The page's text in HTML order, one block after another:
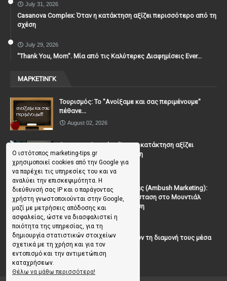
Ο ιστότοπος marketing-tips.gr
χρησιμοποιεί cookies από την Google για
να παρέχει τις υπηρεσίες του και να
αναλύει την επισκεψιμότητα. Η
διεύθυνσή σας IP και ο παράγοντας
χρήστη γνωστοποιούνται στην Google,
μαζί με μετρήσεις απόδοσης και
ασφαλείας, ώστε να διασφαλιστεί η
ποιότητα της υπηρεσίας, για τη
δημιουργία στατιστικών στοιχείων
σχετικά με τη χρήση και για τον
εντοπισμό και την αντιμετώπιση
καταχρήσεων.
Θέλω να μάθω περισσότερα!
July 31, 2026
Casanova Complex: Όταν η κατάκτηση αξίζει περισσότερο από τη
σχέση
July 29, 2026
"Thank You, Mοm". Μία από τις Καλύτερες Διαφημίσεις Ever...
ΜΑΡΚΕΤΙΝΓΚ
Τουρισμός: Το "Ανοίξαμε και σας περιμένουμε"
πέθανε...
August 02, 2026
Casanova Complex: Όταν η κατάκτηση αξίζει
περισσότερο από τη σχέση
July 31, 2026
To Μάρκετινγκ της Ενέδρας (Ambush Marketing):
Πώς να κλέψεις την παράσταση στο Μουντιάλ
χωρίς (επίσημη) πρόσκληση
July 19, 2026
Γιατί οι επισκέπτες ξεχνούν τη διαμονή τους μέσα
σε 48 ώρες;
July 10, 2026